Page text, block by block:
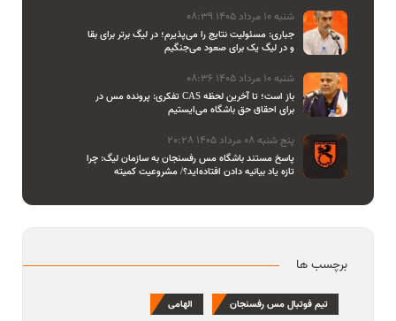
شنبه 10 مرداد 1405 08:39
جباری: مسئولیت نتایج را می‌پذیرم؛ در لیگ برتر برای بقا
و در لیگ یک برای صعود می‌جنگیم
شنبه 10 مرداد 1405 08:36
تفکری: پرونده مس در CAS باز است؛ تا آخرین لحظه
برای احقاق حق باشگاه می‌ایستیم
پنج شنبه 08 مرداد 1405 20:28
پاسخ مستند باشگاه مس رفسنجان به سازمان لیگ: چرا
تازه یاد بیانیه دادن افتاده‌اید؟/ مشروعیت کمیته
برچسب ها
تیم فوتبال مس رفسنجان الهامی